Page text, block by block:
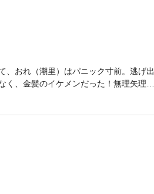
、おれ（潮里）はパニック寸前。逃げ出
、金髪のイケメンだった！無理矢理さ
とに。だけど、どんどん暁都を好きにな